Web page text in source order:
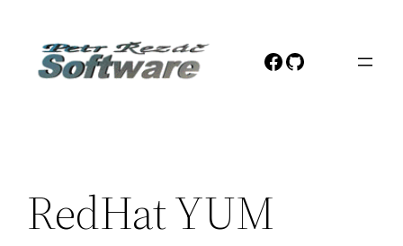
obsah
Facebook
GitHub
RedHat YUM